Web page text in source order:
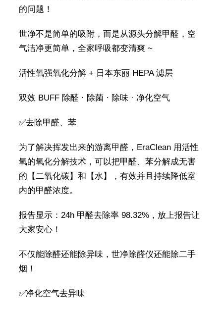
的问题！
世净不是简单的吸附，而是从源头分解甲醛，空
气洁净更简单，全家呼吸都变清爽 ~
活性氧强氧化分解 + 日本东丽 HEPA 滤层
双效 BUFF 除醛 · 除菌 · 除味 · 净化空气
✅去除甲醛、苯
为了解决挥发出来的游离甲醛，EraClean 用活性
氧的氧化分解技术，可以把甲醛、苯分解成无害
的【二氧化碳】和【水】，有效并且持续降低室
内的甲醛浓度。
报告显示：24h 甲醛去除率 98.32%，放上报告让
大家安心！
不仅能除醛还能除异味，世净除醛仪还能除二手
烟！
✅净化空气去异味